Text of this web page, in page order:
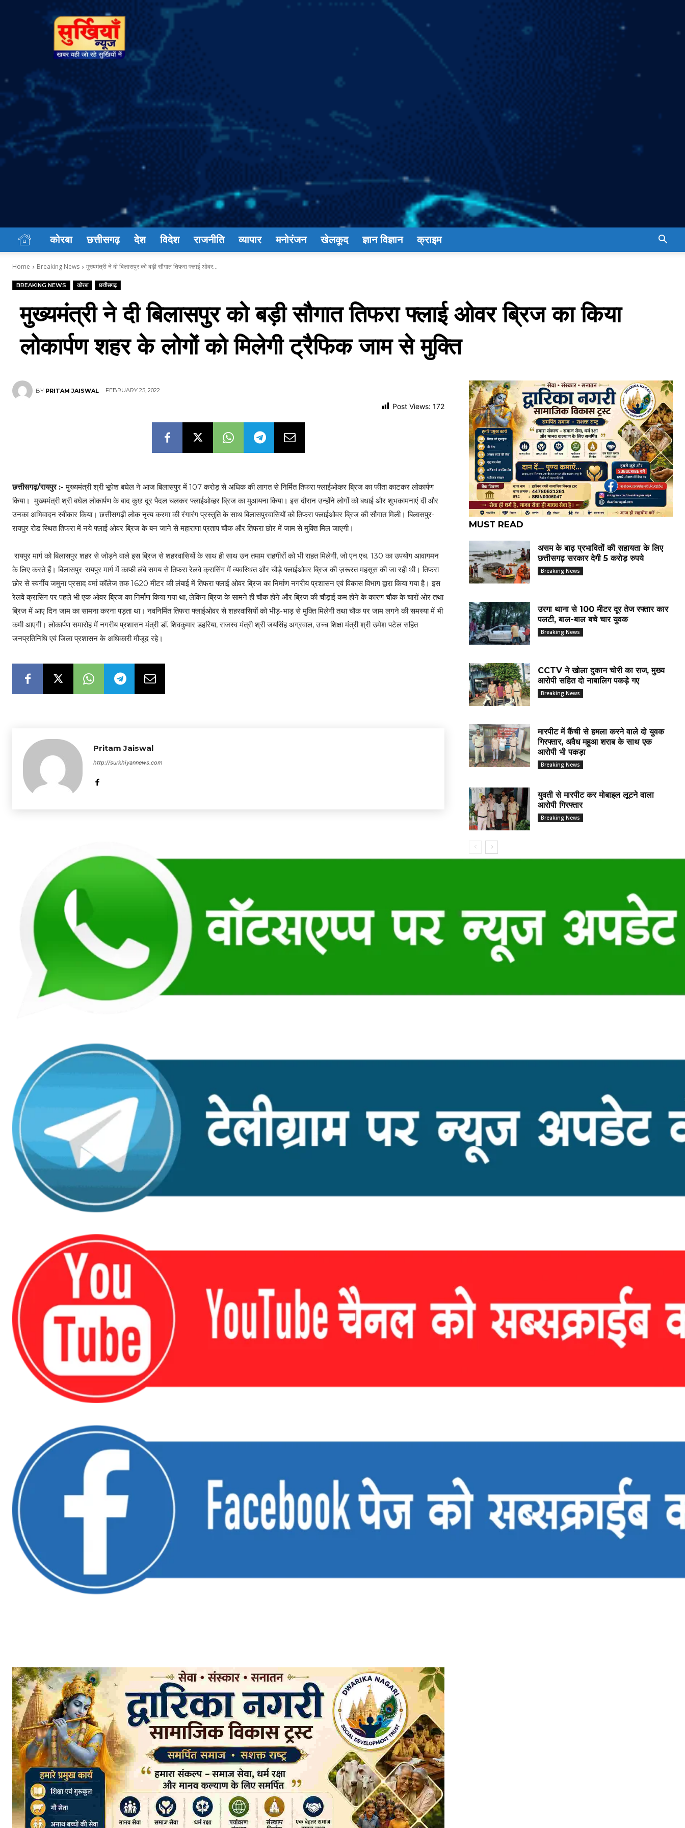
सुर्खियां
न्यूज़
कोरबा छत्तीसगढ़ देश विदेश राजनीति व्यापार मनोरंजन खेलकूद ज्ञान विज्ञान क्राइम
Home Breaking News मुख्यमंत्री ने दी बिलासपुर को बड़ी सौगात तिफरा फ्लाई ओवर...
BREAKING NEWS कोरबा छत्तीसगढ़
मुख्यमंत्री ने दी बिलासपुर को बड़ी सौगात तिफरा फ्लाई ओवर ब्रिज का किया
लोकार्पण शहर के लोगों को मिलेगी ट्रैफिक जाम से मुक्ति
BY PRITAM JAISWAL FEBRUARY 25, 2022
Post Views: 172
छत्तीसगढ़/रायपुर :-मुख्यमंत्री श्री भूपेश बघेल ने आज बिलासपुर में 107 करोड़ से अधिक की लागत से निर्मित तिफरा फ्लाईओव्हर ब्रिज का फीता काटकर लोकार्पण
किया। मुख्यमंत्री श्री बघेल लोकार्पण के बाद कुछ दूर पैदल चलकर फ्लाईओव्हर ब्रिज का मुआयना किया। इस दौरान उन्होंने लोगों को बधाई और शुभकामनाएं दी और
उनका अभिवादन स्वीकार किया। छत्तीसगढ़ी लोक नृत्य करमा की रंगारंग प्रस्तुति के साथ बिलासपुरवासियों को तिफरा फ्लाईओवर ब्रिज की सौगात मिली। बिलासपुर-
रायपुर रोड स्थित तिफरा में नये फ्लाई ओवर ब्रिज के बन जाने से महाराणा प्रताप चौक और तिफरा छोर में जाम से मुक्ति मिल जाएगी।
रायपुर मार्ग को बिलासपुर शहर से जोड़ने वाले इस ब्रिज से शहरवासियों के साथ ही साथ उन तमाम राहगीरों को भी राहत मिलेगी, जो एन.एच. 130 का उपयोग आवागमन
के लिए करते हैं। बिलासपुर-रायपुर मार्ग में काफी लंबे समय से तिफरा रेलवे क्रासिंग में व्यवस्थित और चौड़े फ्लाईओवर ब्रिज की ज़रूरत महसूस की जा रही थी। तिफरा
छोर से स्वर्गीय जमुना प्रसाद वर्मा कॉलेज तक 1620 मीटर की लंबाई में तिफरा फ्लाई ओवर ब्रिज का निर्माण नगरीय प्रशासन एवं विकास विभाग द्वारा किया गया है। इस
रेलवे क्रासिंग पर पहले भी एक ओवर ब्रिज का निर्माण किया गया था, लेकिन ब्रिज के सामने ही चौक होने और ब्रिज की चौड़ाई कम होने के कारण चौक के चारों ओर तथा
ब्रिज में आए दिन जाम का सामना करना पड़ता था। नवनिर्मित तिफरा फ्लाईओवर से शहरवासियों को भीड़-भाड़ से मुक्ति मिलेगी तथा चौक पर जाम लगने की समस्या में भी
कमी आएगी। लोकार्पण समारोह में नगरीय प्रशासन मंत्री डॉ. शिवकुमार डहरिया, राजस्व मंत्री श्री जयसिंह अग्रवाल, उच्च शिक्षा मंत्री श्री उमेश पटेल सहित
जनप्रतिनिधि एवं जिला प्रशासन के अधिकारी मौजूद रहे।
Pritam Jaiswal
http://surkhiyannews.com
MUST READ
असम के बाढ़ प्रभावितों की सहायता के लिए
छत्तीसगढ़ सरकार देगी 5 करोड़ रुपये
Breaking News
उरगा थाना से 100 मीटर दूर तेज रफ्तार कार
पलटी, बाल-बाल बचे चार युवक
Breaking News
CCTV ने खोला दुकान चोरी का राज, मुख्य
आरोपी सहित दो नाबालिग पकड़े गए
Breaking News
मारपीट में कैंची से हमला करने वाले दो युवक
गिरफ्तार, अवैध महुआ शराब के साथ एक
आरोपी भी पकड़ा
Breaking News
युवती से मारपीट कर मोबाइल लूटने वाला
आरोपी गिरफ्तार
Breaking News